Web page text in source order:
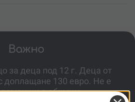
Важно
за деца под 12 г. Деца от
доплащане 130 евро. Не е
домашни любимци.